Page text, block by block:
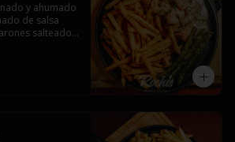
y ahumado
de salsa
salteados,